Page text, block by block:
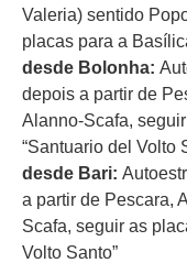
Valeria) sentido
placas para a
desde Bolonha:
depois a partir de
Alanno-Scafa,
“Santuario del Volto
desde Bari:
a partir de Pescara,
Scafa, seguir as
Volto Santo”